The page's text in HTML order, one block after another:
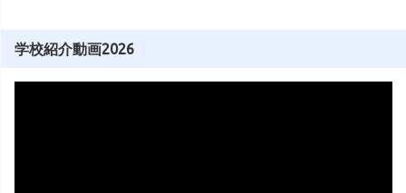
学校紹介動画2026